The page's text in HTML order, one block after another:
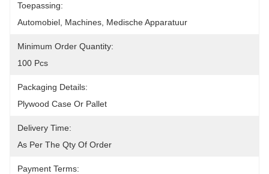
Toepassing:
Automobiel, Machines, Medische Apparatuur
Minimum Order Quantity:
100 Pcs
Packaging Details:
Plywood Case Or Pallet
Delivery Time:
As Per The Qty Of Order
Payment Terms: